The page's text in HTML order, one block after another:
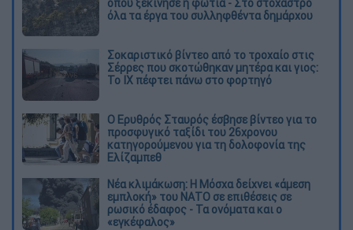
όπου ξεκίνησε η φωτιά - Στο στόχαστρο
όλα τα έργα του συλληφθέντα δημάρχου
Σοκαριστικό βίντεο από το τροχαίο στις
Σέρρες που σκοτώθηκαν μητέρα και γιος:
Το ΙΧ πέφτει πάνω στο φορτηγό
Ο Ερυθρός Σταυρός έσβησε βίντεο για το
προσφυγικό ταξίδι του 26χρονου
κατηγορούμενου για τη δολοφονία της
Ελίζαμπεθ
Νέα κλιμάκωση: Η Μόσχα δείχνει «άμεση
εμπλοκή» του ΝΑΤΟ σε επιθέσεις σε
ρωσικό έδαφος - Τα ονόματα και ο
«εγκέφαλος»